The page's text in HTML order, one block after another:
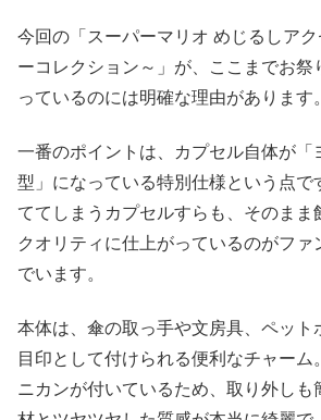
今回の「スーパーマリオ めじるしア
ーコレクション～」が、ここまでお祭
っているのには明確な理由があります。
一番のポイントは、カプセル自体が「
型」になっている特別仕様という点で
ててしまうカプセルすらも、そのまま
クオリティに仕上がっているのがファ
でいます。
本体は、傘の取っ手や文房具、ペット
目印として付けられる便利なチャーム
ニカンが付いているため、取り外しも